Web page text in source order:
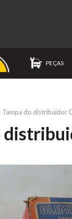
PEÇAS
Tampa do distribuidor